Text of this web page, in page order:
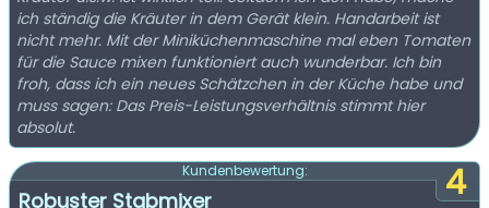
ich ständig die Kräuter in dem Gerät klein. Handarbeit ist
nicht mehr. Mit der Miniküchenmaschine mal eben Tomaten
für die Sauce mixen funktioniert auch wunderbar. Ich bin
froh, dass ich ein neues Schätzchen in der Küche habe und
muss sagen: Das Preis-Leistungsverhältnis stimmt hier
absolut.
4
Kundenbewertung:
Robuster Stabmixer